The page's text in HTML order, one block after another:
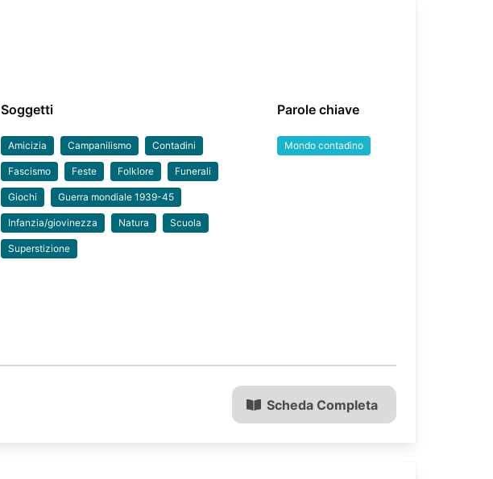
Soggetti
Amicizia Campanilismo Contadini
Fascismo Feste Folklore Funerali
Giochi Guerra mondiale 1939-45
Infanzia/giovinezza Natura Scuola
Superstizione
Parole chiave
Mondo contadino
Scheda Completa